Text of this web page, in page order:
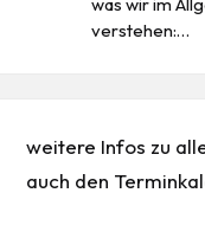
was wir im
verstehen:…
weitere Infos zu
auch den